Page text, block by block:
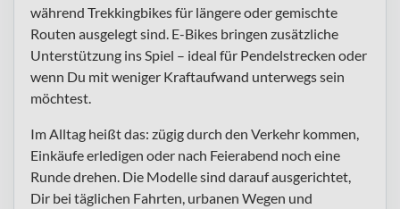
während Trekkingbikes für längere oder gemischte
Routen ausgelegt sind. E-Bikes bringen zusätzliche
Unterstützung ins Spiel – ideal für Pendelstrecken oder
wenn Du mit weniger Kraftaufwand unterwegs sein
möchtest.
Im Alltag heißt das: zügig durch den Verkehr kommen,
Einkäufe erledigen oder nach Feierabend noch eine
Runde drehen. Die Modelle sind darauf ausgerichtet,
Dir bei täglichen Fahrten, urbanen Wegen und